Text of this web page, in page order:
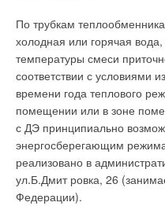
По трубкам
холодная или горячая
температуры смеси
соответствии с условиями
времени года теплового
помещении или в зоне
с ДЭ принципиально
энергосберегающим
реализовано в
ул.Б.Дмит ровка, 26
Федерации).
ООО «Будерус
существования российское
зарекомендовать себя
компаний, работающих в
2005 г. решением
«Лучшие в России»,
Подмосковье» компания
Российского фонда защиты
участие в формировании
рынка в России. Головной
BUDERUS находится в